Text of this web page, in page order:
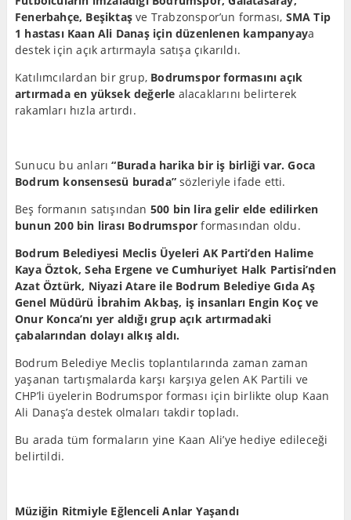
Fenerbahçe, Beşiktaş ve Trabzonspor’un forması, SMA Tip
1 hastası Kaan Ali Danaş için düzenlenen kampanyaya
destek için açık artırmayla satışa çıkarıldı.
Katılımcılardan bir grup, Bodrumspor formasını açık
artırmada en yüksek değerle alacaklarını belirterek
rakamları hızla artırdı.
Sunucu bu anları“Burada harika bir iş birliği var. Goca
Bodrum konsensesü burada” sözleriyle ifade etti.
Beş formanın satışından 500 bin lira gelir elde edilirken
bunun 200 bin lirası Bodrumspor formasından oldu.
Bodrum Belediyesi Meclis Üyeleri AK Parti’den Halime
Kaya Öztok, Seha Ergene ve Cumhuriyet Halk Partisi’nden
Azat Öztürk, Niyazi Atare ile Bodrum Belediye Gıda Aş
Genel Müdürü İbrahim Akbaş, iş insanları Engin Koç ve
Onur Konca’nı yer aldığı grup açık artırmadaki
çabalarından dolayı alkış aldı.
Bodrum Belediye Meclis toplantılarında zaman zaman
yaşanan tartışmalarda karşı karşıya gelen AK Partili ve
CHP’li üyelerin Bodrumspor forması için birlikte olup Kaan
Ali Danaş’a destek olmaları takdir topladı.
Bu arada tüm formaların yine Kaan Ali’ye hediye edileceği
belirtildi.
Müziğin Ritmiyle Eğlenceli Anlar Yaşandı